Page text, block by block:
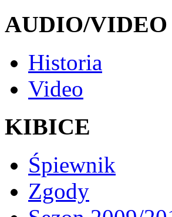
AUDIO/VIDEO
Historia
Video
KIBICE
Śpiewnik
Zgody